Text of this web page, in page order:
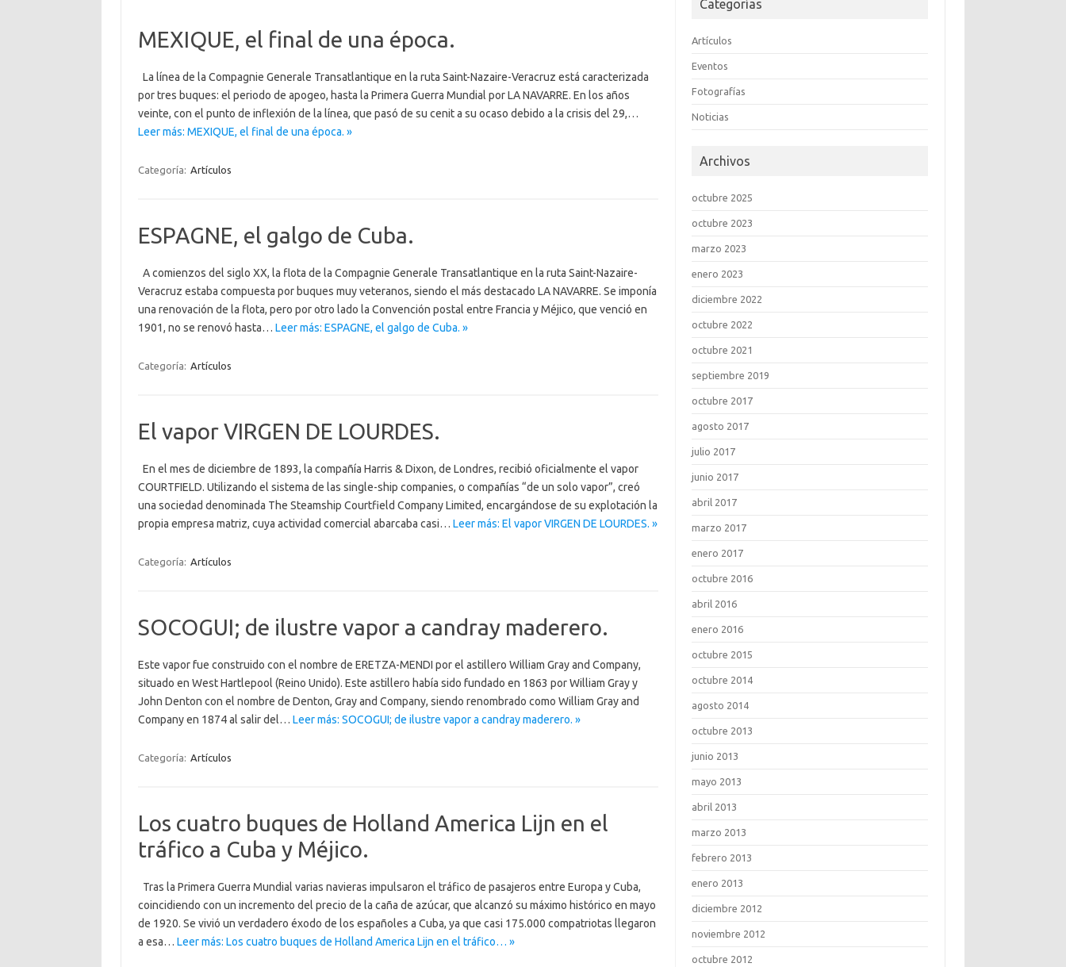
MEXIQUE, el final de una época.
La línea de la Compagnie Generale Transatlantique en la ruta Saint-Nazaire-Veracruz está caracterizada
por tres buques: el periodo de apogeo, hasta la Primera Guerra Mundial por LA NAVARRE. En los años
veinte, con el punto de inflexión de la línea, que pasó de su cenit a su ocaso debido a la crisis del 29,…
Leer más: MEXIQUE, el final de una época. »
Categoría: Artículos
ESPAGNE, el galgo de Cuba.
A comienzos del siglo XX, la flota de la Compagnie Generale Transatlantique en la ruta Saint-Nazaire-
Veracruz estaba compuesta por buques muy veteranos, siendo el más destacado LA NAVARRE. Se imponía
una renovación de la flota, pero por otro lado la Convención postal entre Francia y Méjico, que venció en
1901, no se renovó hasta… Leer más: ESPAGNE, el galgo de Cuba. »
Categoría: Artículos
El vapor VIRGEN DE LOURDES.
En el mes de diciembre de 1893, la compañía Harris & Dixon, de Londres, recibió oficialmente el vapor
COURTFIELD. Utilizando el sistema de las single-ship companies, o compañías “de un solo vapor”, creó
una sociedad denominada The Steamship Courtfield Company Limited, encargándose de su explotación la
propia empresa matriz, cuya actividad comercial abarcaba casi… Leer más: El vapor VIRGEN DE LOURDES. »
Categoría: Artículos
SOCOGUI; de ilustre vapor a candray maderero.
Este vapor fue construido con el nombre de ERETZA-MENDI por el astillero William Gray and Company,
situado en West Hartlepool (Reino Unido). Este astillero había sido fundado en 1863 por William Gray y
John Denton con el nombre de Denton, Gray and Company, siendo renombrado como William Gray and
Company en 1874 al salir del… Leer más: SOCOGUI; de ilustre vapor a candray maderero. »
Categoría: Artículos
Los cuatro buques de Holland America Lijn en el
tráfico a Cuba y Méjico.
Tras la Primera Guerra Mundial varias navieras impulsaron el tráfico de pasajeros entre Europa y Cuba,
coincidiendo con un incremento del precio de la caña de azúcar, que alcanzó su máximo histórico en mayo
de 1920. Se vivió un verdadero éxodo de los españoles a Cuba, ya que casi 175.000 compatriotas llegaron
a esa… Leer más: Los cuatro buques de Holland America Lijn en el tráfico… »
Categorías
Artículos
Eventos
Fotografías
Noticias
Archivos
octubre 2025
octubre 2023
marzo 2023
enero 2023
diciembre 2022
octubre 2022
octubre 2021
septiembre 2019
octubre 2017
agosto 2017
julio 2017
junio 2017
abril 2017
marzo 2017
enero 2017
octubre 2016
abril 2016
enero 2016
octubre 2015
octubre 2014
agosto 2014
octubre 2013
junio 2013
mayo 2013
abril 2013
marzo 2013
febrero 2013
enero 2013
diciembre 2012
noviembre 2012
octubre 2012